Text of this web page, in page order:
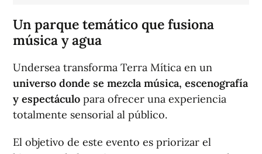
Un parque temático que fusiona
música y agua
Undersea transforma Terra Mítica en un
universo donde se mezcla música, escenografía
y espectáculo para ofrecer una experiencia
totalmente sensorial al público.
El objetivo de este evento es priorizar el